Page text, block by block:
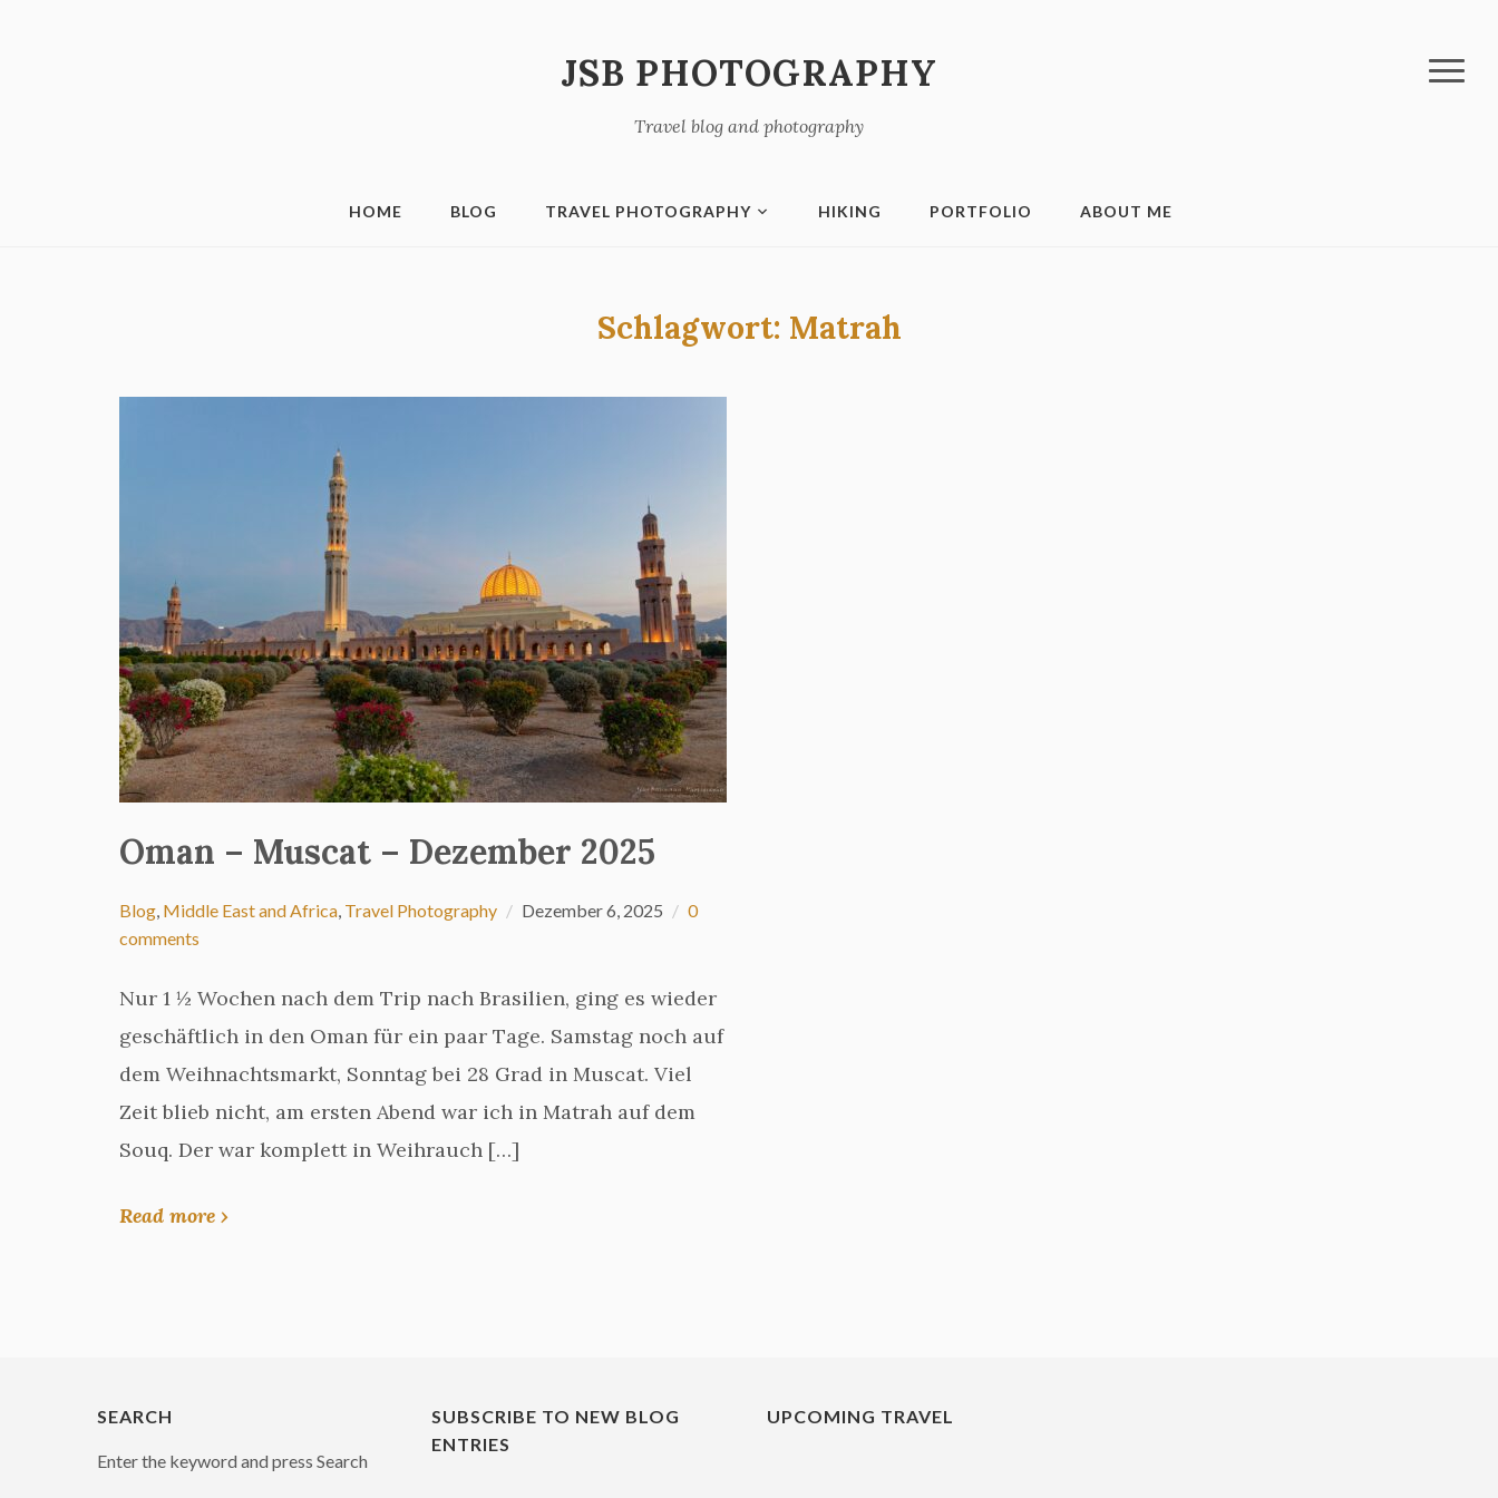
JSB PHOTOGRAPHY
Travel blog and photography
HOME BLOG TRAVEL PHOTOGRAPHY HIKING PORTFOLIO ABOUT ME
Schlagwort: Matrah
Oman – Muscat – Dezember 2025
Blog, Middle East and Africa, Travel Photography Dezember 6, 2025
0
comments
Nur 1 ½ Wochen nach dem Trip nach Brasilien, ging es wieder
geschäftlich in den Oman für ein paar Tage. Samstag noch auf
dem Weihnachtsmarkt, Sonntag bei 28 Grad in Muscat. Viel
Zeit blieb nicht, am ersten Abend war ich in Matrah auf dem
Souq. Der war komplett in Weihrauch […]
Read more ›
SEARCH
Enter the keyword and press Search
SUBSCRIBE TO NEW BLOG
ENTRIES
UPCOMING TRAVEL